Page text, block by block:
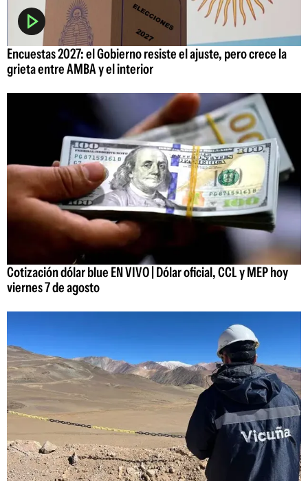
Encuestas 2027: el Gobierno resiste el ajuste, pero crece la
grieta entre AMBA y el interior
Cotización dólar blue EN VIVO | Dólar oficial, CCL y MEP hoy
viernes 7 de agosto